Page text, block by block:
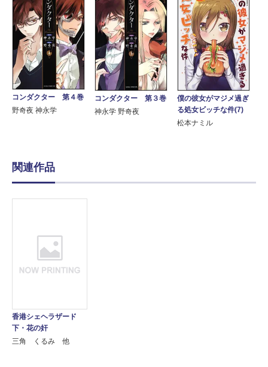
コンダクター 第４巻
野奇夜 神永学
コンダクター 第３巻
神永学 野奇夜
僕の彼女がマジメ過ぎ
る処女ビッチな件(7)
松本ナミル
関連作品
香港シェヘラザード
下・花の奸
三角 くるみ 他